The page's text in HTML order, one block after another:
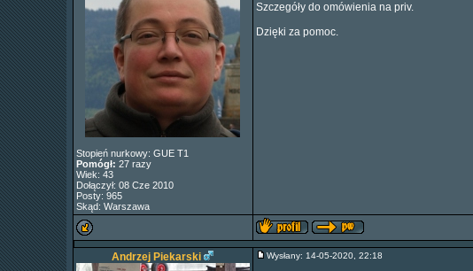
Stopień nurkowy: GUE T1
Pomógł: 27 razy
Wiek: 43
Dołączył: 08 Cze 2010
Posty: 965
Skąd: Warszawa
Szczegóły do omówienia na priv.
Dzięki za pomoc.
Andrzej Piekarski Wysłany: 14-05-2020, 22:18